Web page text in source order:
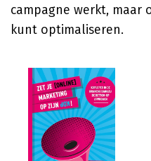
campagne werkt, maar
kunt optimaliseren.